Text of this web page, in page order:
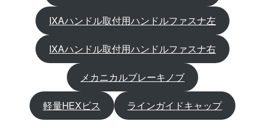
IXAハンドル取付用ハンドルファスナ左
IXAハンドル取付用ハンドルファスナ右
メカニカルブレーキノブ
軽量HEXビス ラインガイドキャップ